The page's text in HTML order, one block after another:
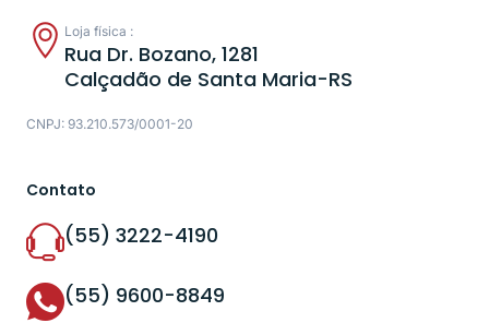
Loja física :
Rua Dr. Bozano, 1281
Calçadão de Santa Maria-RS
CNPJ: 93.210.573/0001-20
Contato
(55) 3222-4190
(55) 9600-8849